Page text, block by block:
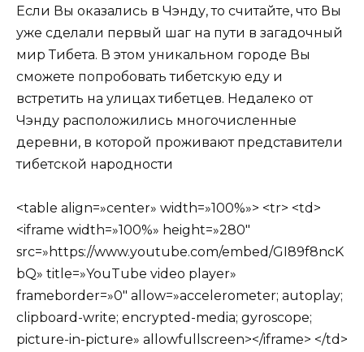
Если Вы оказались в Чэнду, то считайте, что Вы
уже сделали первый шаг на пути в загадочный
мир Тибета. В этом уникальном городе Вы
сможете попробовать тибетскую еду и
встретить на улицах тибетцев. Недалеко от
Чэнду расположились многочисленные
деревни, в которой проживают представители
тибетской народности
<table align=»center» width=»100%»> <tr> <td>
<iframe width=»100%» height=»280″
src=»https://www.youtube.com/embed/GI89f8ncK
bQ» title=»YouTube video player»
frameborder=»0″ allow=»accelerometer; autoplay;
clipboard-write; encrypted-media; gyroscope;
picture-in-picture» allowfullscreen></iframe> </td>